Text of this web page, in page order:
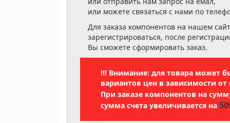
или можете связаться с нами по
Для заказа компонентов на нашем
зарегистрироваться, после
Вы сможете сформировать заказ.
!!! Внимание: для товара может
вариантов цен в зависимости от
При заказе компонентов на
сумма счета увеличивается на